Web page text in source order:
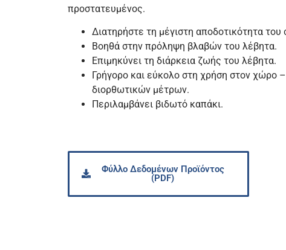
προστατευμένος.
Διατηρήστε τη μέγιστη αποδοτικότητα του
Βοηθά στην πρόληψη βλαβών του λέβητα.
Επιμηκύνει τη διάρκεια ζωής του λέβητα.
Γρήγορο και εύκολο στη χρήση στον χώρο
διορθωτικών μέτρων.
Περιλαμβάνει βιδωτό καπάκι.
Φύλλο Δεδομένων Προϊόντος
(PDF)